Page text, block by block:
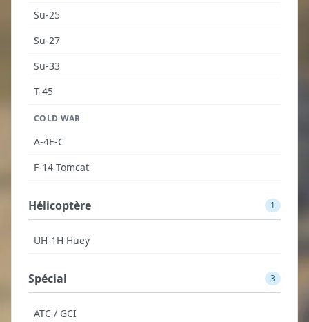
Su-25
Su-27
Su-33
T-45
COLD WAR
A-4E-C
F-14 Tomcat
Hélicoptère 1
UH-1H Huey
Spécial 3
ATC / GCI